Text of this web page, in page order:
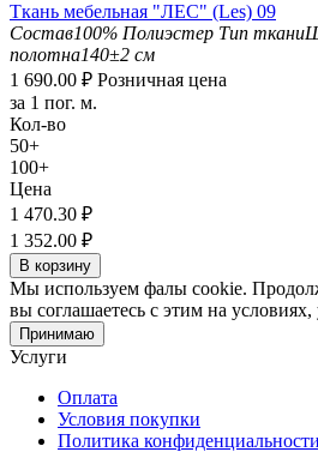
Ткань мебельная "ЛЕС" (Les) 09
Состав100% Полиэстер Тип ткани
полотна140±2 см
1 690.00 ₽ Розничная цена
за 1 пог. м.
Кол-во
50+
100+
Цена
1 470.30 ₽
1 352.00 ₽
В корзину
Мы используем фалы cookie.
вы соглашаетесь с этим на
Принимаю
Услуги
Оплата
Условия покупки
Политика конфиденциальности